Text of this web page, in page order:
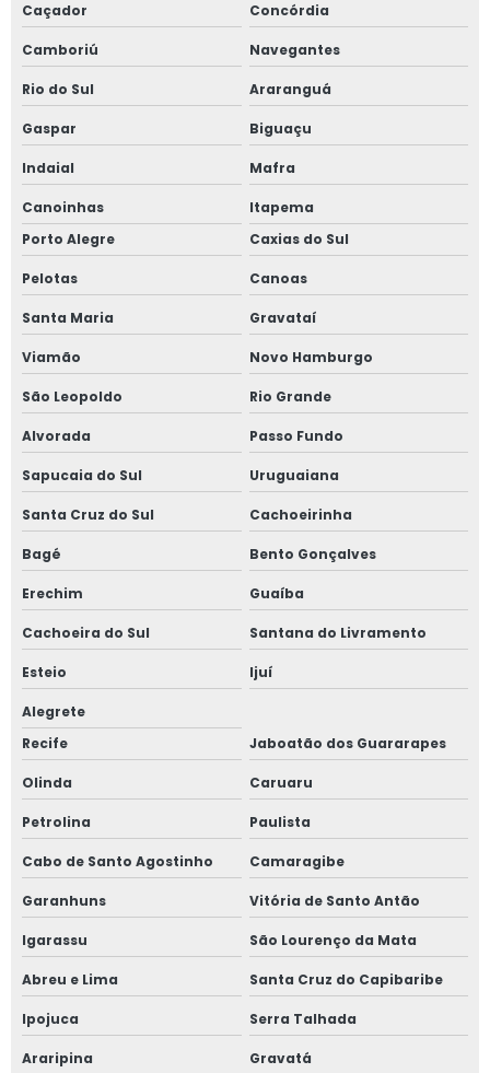
Filtro de telas para extrusora autolimpante
Fabricante de sanduiche de tela em sp
Sanduíche de tela com solda a ponto
Tela metálica para extrusora
Tela metálica tipo cartucho
Tela oval para extrusora
Tela para reciclagem de plástico
Tela soldada para extrusora
Tela tipo cartucho
Caçador Concórdia
Camboriú Navegantes
Rio do Sul Araranguá
Gaspar Biguaçu
Indaial Mafra
Canoinhas
Itapema
Porto Alegre
Caxias do Sul
Pelotas Canoas
Santa Maria Gravataí
Viamão Novo Hamburgo
São Leopoldo Rio Grande
Alvorada Passo Fundo
Sapucaia do Sul Uruguaiana
Santa Cruz do Sul Cachoeirinha
Bagé Bento Gonçalves
Erechim Guaíba
Cachoeira do Sul Santana do Livramento
Esteio Ijuí
Alegrete
Recife
Jaboatão dos Guararapes
Olinda Caruaru
Petrolina Paulista
Cabo de Santo Agostinho Camaragibe
Garanhuns Vitória de Santo Antão
Igarassu São Lourenço da Mata
Abreu e Lima Santa Cruz do Capibaribe
Ipojuca Serra Talhada
Araripina Gravatá